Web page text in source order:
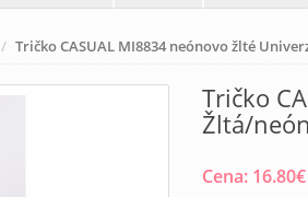
Tričko CASUAL MI8834 neónovo žlté
Tričko
Žltá/neón
Cena: 16.80€